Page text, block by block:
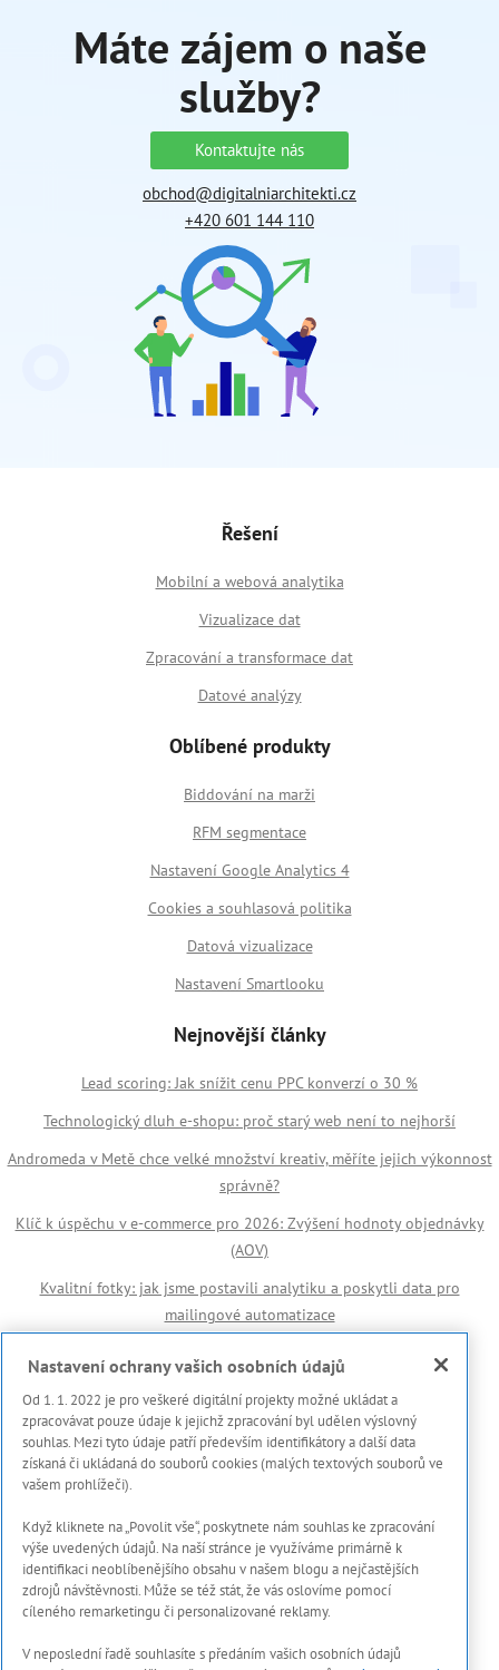
Máte zájem o naše
služby?
Kontaktujte nás
obchod@digitalniarchitekti.cz
+420 601 144 110
Řešení
Mobilní a webová analytika
Vizualizace dat
Zpracování a transformace dat
Datové analýzy
Oblíbené produkty
Biddování na marži
RFM segmentace
Nastavení Google Analytics 4
Cookies a souhlasová politika
Datová vizualizace
Nastavení Smartlooku
Nejnovější články
Lead scoring: Jak snížit cenu PPC konverzí o 30 %
Technologický dluh e-shopu: proč starý web není to nejhorší
Andromeda v Metě chce velké množství kreativ, měříte jejich výkonnost
správně?
Klíč k úspěchu v e-commerce pro 2026: Zvýšení hodnoty objednávky
(AOV)
Kvalitní fotky: jak jsme postavili analytiku a poskytli data pro
mailingové automatizace
Důležité odkazy
🏆 Reference
Prohlášení s použití cookies
Zásady ochrany osobních dat a dalších zpracovávaných údajů
Marketing Meter
Onboarding proces
Kontakty
Nastavení ochrany vašich osobních údajů
Od 1. 1. 2022 je pro veškeré digitální projekty možné ukládat a
zpracovávat pouze údaje k jejichž zpracování byl udělen výslovný
souhlas. Mezi tyto údaje patří především identifikátory a další data
získaná či ukládaná do souborů cookies (malých textových souborů ve
vašem prohlížeči).
Když kliknete na „Povolit vše“, poskytnete nám souhlas ke zpracování
výše uvedených údajů. Na naší stránce je využíváme primárně k
identifikaci neoblíbenějšího obsahu v našem blogu a nejčastějších
zdrojů návštěvnosti. Může se též stát, že vás oslovíme pomocí
cíleného remarketingu či personalizované reklamy.
V neposlední řadě souhlasíte s předáním vašich osobních údajů